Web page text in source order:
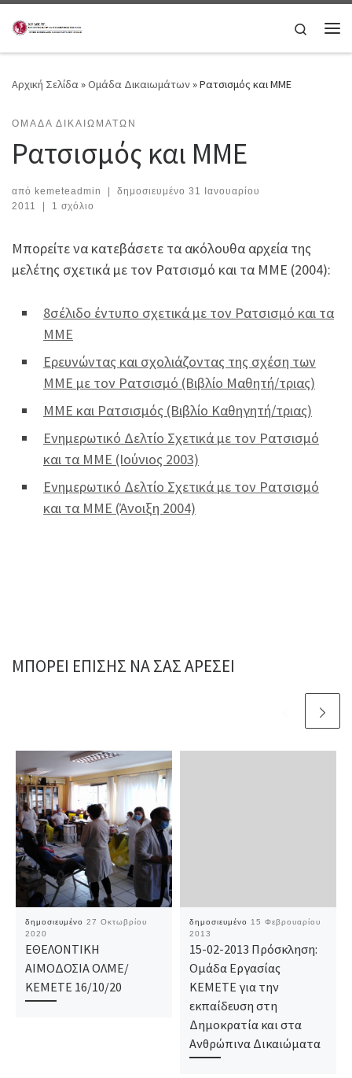
Μετάβαση στο περιεχόμενο
Search
Αρχική Σελίδα»Ομάδα Δικαιωμάτων»Ρατσισμός και ΜΜΕ
ΟΜΆΔΑ ΔΙΚΑΙΩΜΆΤΩΝ
Ρατσισμός και ΜΜΕ
από kemeteadmin | δημοσιευμένο 31 Ιανουαρίου
2011
| 1 σχόλιο
Μπορείτε να κατεβάσετε τα ακόλουθα αρχεία της
μελέτης σχετικά με τον Ρατσισμό και τα ΜΜΕ (2004):
8σέλιδο έντυπο σχετικά με τον Ρατσισμό και τα
ΜΜΕ
Ερευνώντας και σχολιάζοντας της σχέση των
ΜΜΕ με τον Ρατσισμό (Βιβλίο Μαθητή/τριας)
ΜΜΕ και Ρατσισμός (Βιβλίο Καθηγητή/τριας)
Ενημερωτικό Δελτίο Σχετικά με τον Ρατσισμό
και τα ΜΜΕ (Ιούνιος 2003)
Ενημερωτικό Δελτίο Σχετικά με τον Ρατσισμό
και τα ΜΜΕ (Άνοιξη 2004)
ΜΠΟΡΕΊ ΕΠΊΣΗΣ ΝΑ ΣΑΣ ΑΡΈΣΕΙ
δημοσιευμένο 27 Οκτωβρίου
2020
ΕΘΕΛΟΝΤΙΚΗ
ΑΙΜΟΔΟΣΙΑ ΟΛΜΕ/
ΚΕΜΕΤΕ 16/10/20
δημοσιευμένο
15 Φεβρουαρίου
2013
15-02-2013 Πρόσκληση:
Ομάδα Εργασίας
ΚΕΜΕΤΕ για την
εκπαίδευση στη
Δημοκρατία και στα
Ανθρώπινα Δικαιώματα